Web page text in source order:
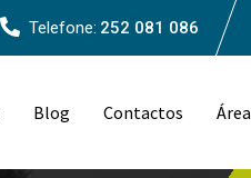
Telefone: 252 081 086
Blog Contactos